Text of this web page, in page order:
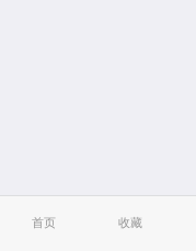
首页 收藏